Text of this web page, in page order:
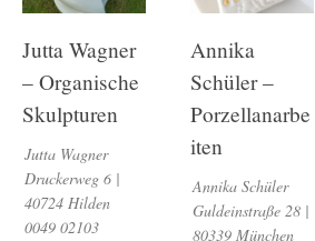
Jutta Wagner
– Organische
Skulpturen
Jutta Wagner
Druckerweg 6 |
40724 Hilden
0049 02103
Annika
Schüler –
Porzellanarbe
iten
Annika Schüler
Guldeinstraße 28 |
80339 München